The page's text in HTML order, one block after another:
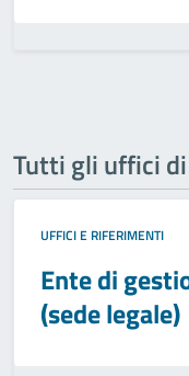
Tutti gli uffici
UFFICI E RIFERIMENTI
Ente di
(sede legale)